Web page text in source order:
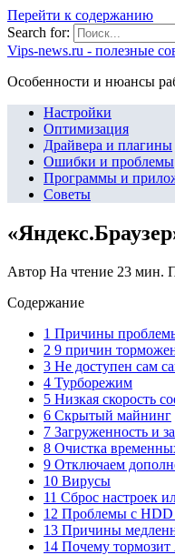
Перейти к содержанию
Search for:
Vips-news.ru - полезные
Особенности и нюансы
Настройки
Оптимизация
Драйвера и плагины
Ошибки и проблемы
Программы и
Советы
Автор На чтение 23 мин.
Содержание
1 Причины
2 9 причин
3 Не доступен сам
4 Турборежим
5 Низкая скорость
6 Скрытый майнинг
7 Загруженность и
8 Очистка
9 Отключаем
10 Вирусы
11 Сброс настроек
12 Проблемы с HDD
13 Причины
14 Почему тормозит